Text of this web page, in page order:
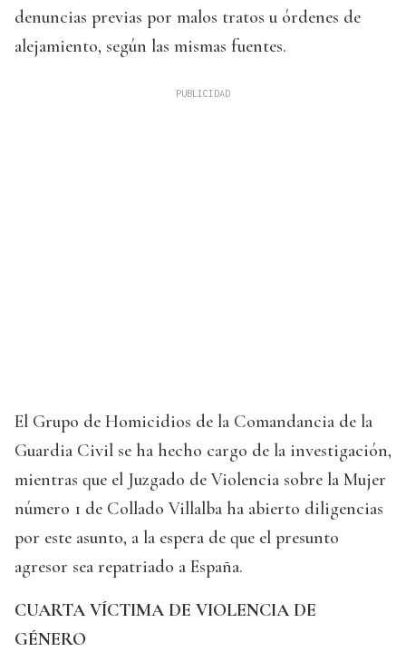
denuncias previas por malos tratos u órdenes de
alejamiento, según las mismas fuentes.
El Grupo de Homicidios de la Comandancia de la
Guardia Civil se ha hecho cargo de la investigación,
mientras que el Juzgado de Violencia sobre la Mujer
número 1 de Collado Villalba ha abierto diligencias
por este asunto, a la espera de que el presunto
agresor sea repatriado a España.
CUARTA VÍCTIMA DE VIOLENCIA DE
GÉNERO